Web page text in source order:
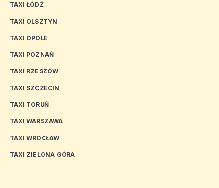
TAXI ŁÓDŹ
TAXI OLSZTYN
TAXI OPOLE
TAXI POZNAŃ
TAXI RZESZÓW
TAXI SZCZECIN
TAXI TORUŃ
TAXI WARSZAWA
TAXI WROCŁAW
TAXI ZIELONA GÓRA